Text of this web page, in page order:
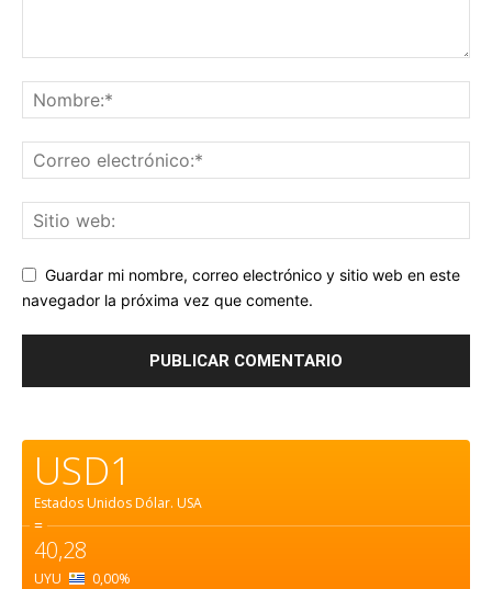
Guardar mi nombre, correo electrónico y sitio web en este
navegador la próxima vez que comente.
USD1
Estados Unidos Dólar. USA
=
40,28
UYU 0,00%